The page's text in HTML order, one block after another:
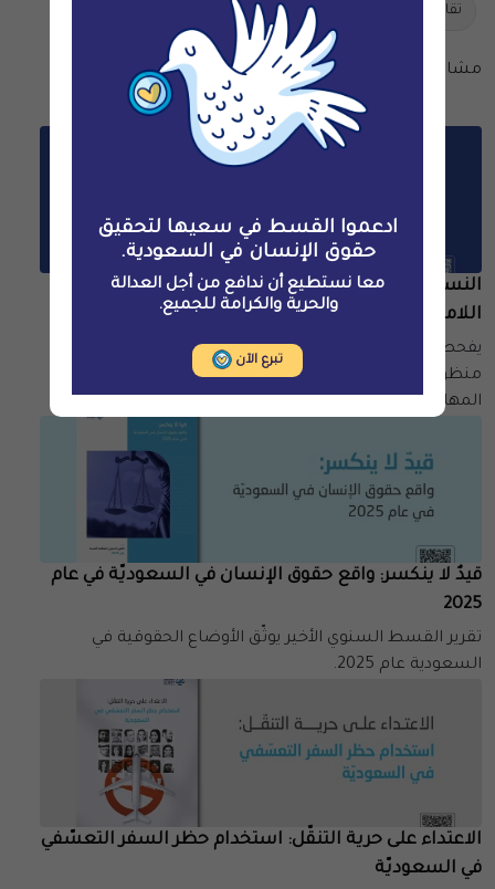
تقارير الأمم المتحدة
مشاركة المقال
مقالات ذات صلة
النساء المعرّضات لعقوبة الإعدام في السعوديّة:
اللامرئية والظلم البنيوي
يفحص هذا التقرير استخدام السعوديّة لعقوبة الإعدام من
منظورٍ جندري وتقاطعي، مع إيلاء اهتمامٍ خاص بالنساء
المهاجرات.
قيدٌ لا ينكسر: واقع حقوق الإنسان في السعوديّة في عام
2025
تقرير القسط السنوي الأخير يوثّق الأوضاع الحقوقية في
السعودية عام 2025.
الاعتداء على حرية التنقّل: استخدام حظر السفر التعسّفي
في السعوديّة
ادعموا القسط في سعيها لتحقيق
حقوق الإنسان في السعودية.
معا نستطيع أن ندافع من أجل العدالة
والحرية والكرامة للجميع.
تبرع الآن